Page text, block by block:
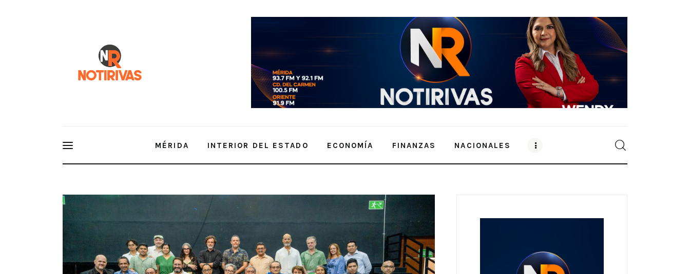
MÉRIDA INTERIOR DEL ESTADO ECONOMÍA FINANZAS NACIONALES
Yucatán consolida su escena artística con la instalación del primer Consejo Consultivo